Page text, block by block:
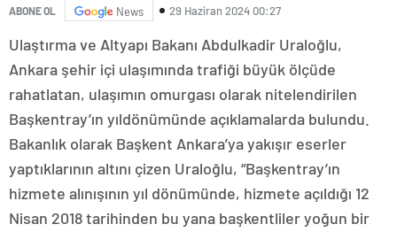
ABONE OL News 29 Haziran 2024 00:27
Ulaştırma ve Altyapı Bakanı Abdulkadir Uraloğlu,
Ankara şehir içi ulaşımında trafiği büyük ölçüde
rahatlatan, ulaşımın omurgası olarak nitelendirilen
Başkentray’ın yıldönümünde açıklamalarda bulundu.
Bakanlık olarak Başkent Ankara’ya yakışır eserler
yaptıklarının altını çizen Uraloğlu, “Başkentray’ın
hizmete alınışının yıl dönümünde, hizmete açıldığı 12
Nisan 2018 tarihinden bu yana başkentliler yoğun bir